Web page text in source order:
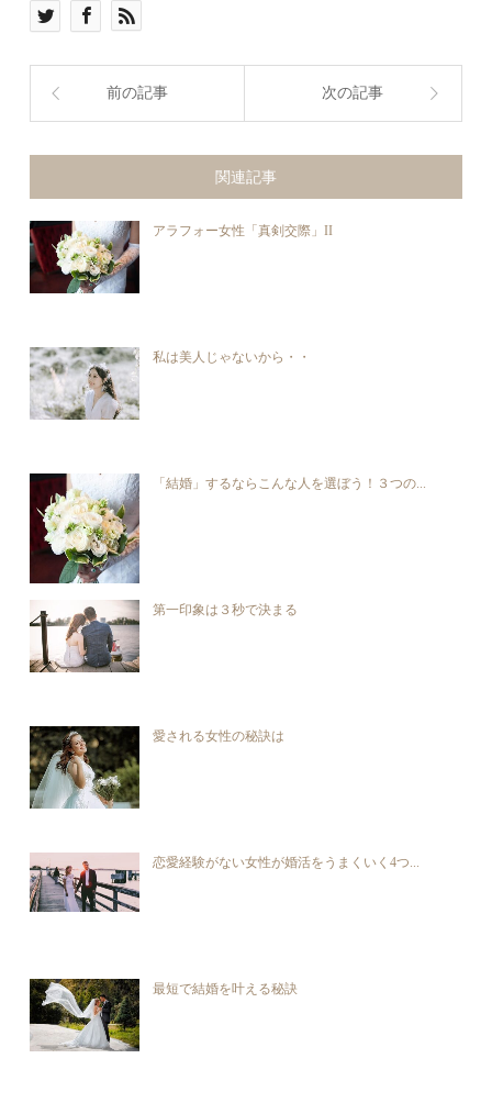
前の記事 次の記事
関連記事
アラフォー女性「真剣交際」II
私は美人じゃないから・・
「結婚」するならこんな人を選ぼう！３つの...
第一印象は３秒で決まる
愛される女性の秘訣は
恋愛経験がない女性が婚活をうまくいく4つ...
最短で結婚を叶える秘訣